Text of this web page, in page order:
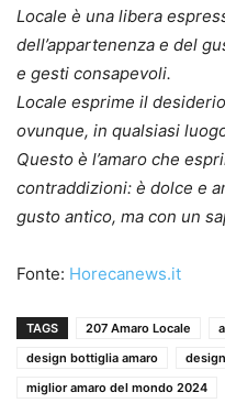
Locale è una libera
dell’appartenenza e del
e gesti consapevoli.
Locale esprime il
ovunque, in qualsiasi
Questo è l’amaro che
contraddizioni: è dolce e
gusto antico, ma con un
Fonte: Horecanews.it
TAGS 207 Amaro Locale
design bottiglia amaro
miglior amaro del mondo 2024